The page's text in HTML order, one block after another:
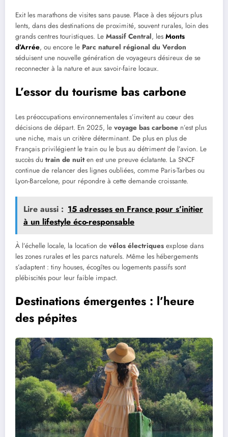
Exit les marathons de visites sans pause. Place à des séjours plus
lents, dans des destinations de proximité, souvent rurales, loin des
grands centres touristiques. Le Massif Central, les Monts
d’Arrée, ou encore le Parc naturel régional du Verdon
séduisent une nouvelle génération de voyageurs désireux de se
reconnecter à la nature et aux savoir-faire locaux.
L’essor du tourisme bas carbone
Les préoccupations environnementales s’invitent au cœur des
décisions de départ. En 2025, le voyage bas carbone n’est plus
une niche, mais un critère déterminant. De plus en plus de
Français privilégient le train ou le bus au détriment de l’avion. Le
succès du train de nuiten est une preuve éclatante. La SNCF
continue de relancer des lignes oubliées, comme Paris-Tarbes ou
Lyon-Barcelone, pour répondre à cette demande croissante.
Lire aussi : 15 adresses en France pour s’initier
à un lifestyle éco-responsable
À l’échelle locale, la location de vélos électriques explose dans
les zones rurales et les parcs naturels. Même les hébergements
s’adaptent : tiny houses, écogîtes ou logements passifs sont
plébiscités pour leur faible impact.
Destinations émergentes : l’heure
des pépites